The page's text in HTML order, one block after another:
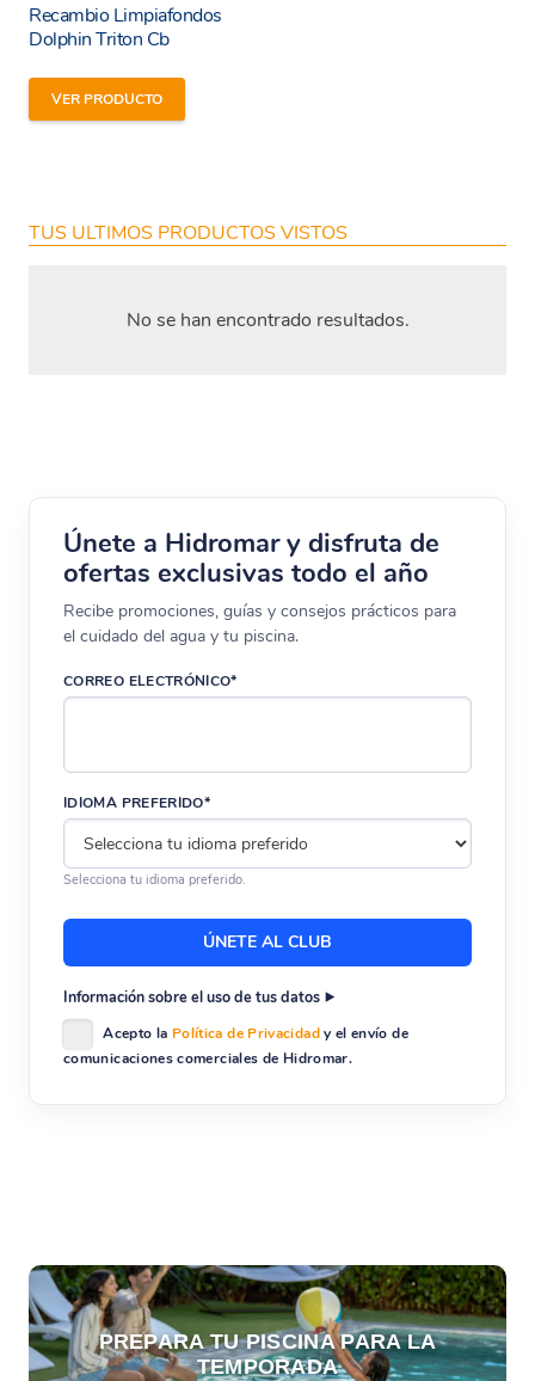
Recambio Limpiafondos
Dolphin Triton Cb
VER PRODUCTO
TUS ULTIMOS PRODUCTOS VISTOS
No se han encontrado resultados.
Únete a Hidromar y disfruta de
ofertas exclusivas todo el año
Recibe promociones, guías y consejos prácticos para
el cuidado del agua y tu piscina.
CORREO ELECTRÓNICO*
IDIOMA PREFERIDO*
Selecciona tu idioma preferido.
Información sobre el uso de tus datos
Acepto la Política de Privacidady el envío de
comunicaciones comerciales de Hidromar.
PREPARA TU PISCINA PARA LA
TEMPORADA